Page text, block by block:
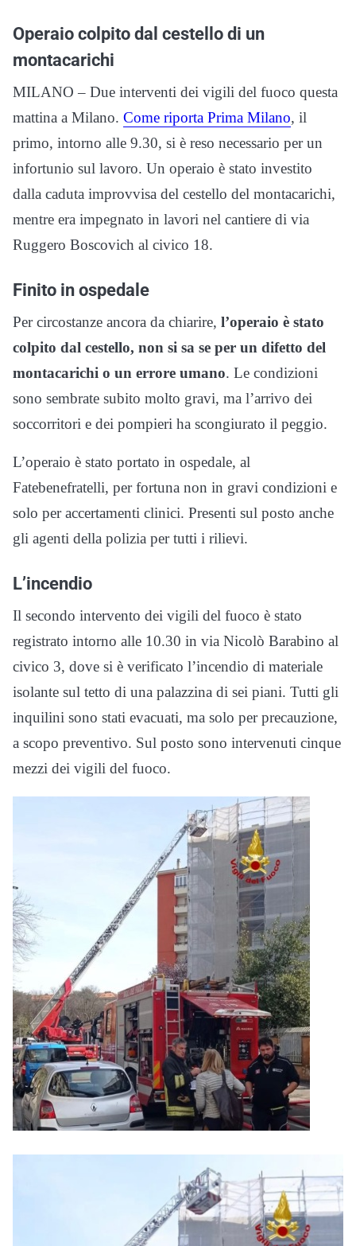
Operaio colpito dal cestello di un
montacarichi
MILANO – Due interventi dei vigili del fuoco questa
mattina a Milano. Come riporta Prima Milano, il
primo, intorno alle 9.30, si è reso necessario per un
infortunio sul lavoro. Un operaio è stato investito
dalla caduta improvvisa del cestello del montacarichi,
mentre era impegnato in lavori nel cantiere di via
Ruggero Boscovich al civico 18.
Finito in ospedale
Per circostanze ancora da chiarire, l’operaio è stato
colpito dal cestello, non si sa se per un difetto del
montacarichi o un errore umano. Le condizioni
sono sembrate subito molto gravi, ma l’arrivo dei
soccorritori e dei pompieri ha scongiurato il peggio.
L’operaio è stato portato in ospedale, al
Fatebenefratelli, per fortuna non in gravi condizioni e
solo per accertamenti clinici. Presenti sul posto anche
gli agenti della polizia per tutti i rilievi.
L’incendio
Il secondo intervento dei vigili del fuoco è stato
registrato intorno alle 10.30 in via Nicolò Barabino al
civico 3, dove si è verificato l’incendio di materiale
isolante sul tetto di una palazzina di sei piani. Tutti gli
inquilini sono stati evacuati, ma solo per precauzione,
a scopo preventivo. Sul posto sono intervenuti cinque
mezzi dei vigili del fuoco.